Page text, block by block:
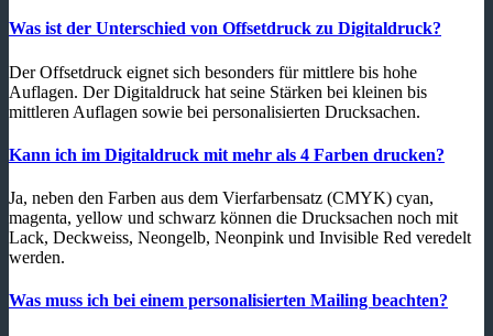
Was ist der Unterschied von Offsetdruck zu Digitaldruck?
Der Offsetdruck eignet sich besonders für mittlere bis hohe
Auflagen. Der Digitaldruck hat seine Stärken bei kleinen bis
mittleren Auflagen sowie bei personalisierten Drucksachen.
Kann ich im Digitaldruck mit mehr als 4 Farben drucken?
Ja, neben den Farben aus dem Vierfarbensatz (CMYK) cyan,
magenta, yellow und schwarz können die Drucksachen noch mit
Lack, Deckweiss, Neongelb, Neonpink und Invisible Red veredelt
werden.
Was muss ich bei einem personalisierten Mailing beachten?